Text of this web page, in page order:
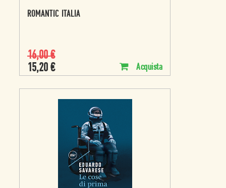
ROMANTIC ITALIA
16,00€
15,20 € Acquista